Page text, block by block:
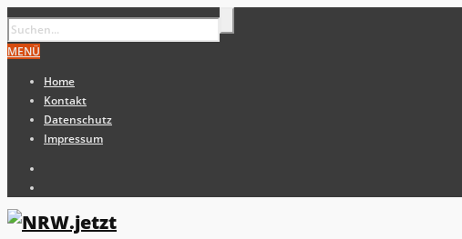
MENÜ
Home
Kontakt
Datenschutz
Impressum